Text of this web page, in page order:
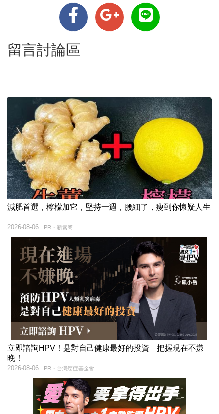
留言討論區
減肥首選，檸檬加它，堅持一週，腰細了，瘦到你懷疑人生
PR・新素簡
2026-08-06
立即諮詢HPV！是對自己健康最好的投資，把握現在不嫌
晚！
PR・台灣癌症基金會
2026-08-06